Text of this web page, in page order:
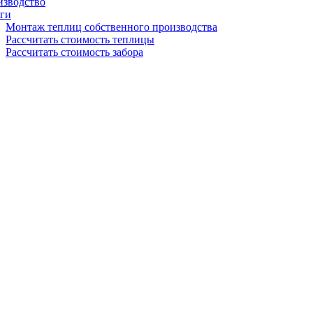
Монтаж теплиц собственного производства
Рассчитать стоимость теплицы
Рассчитать стоимость забора